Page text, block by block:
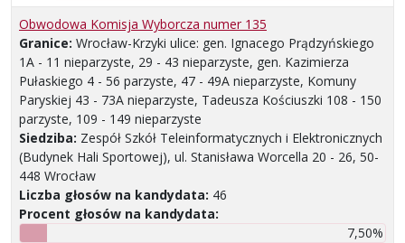
Obwodowa Komisja Wyborcza numer 135
Granice: Wrocław-Krzyki ulice: gen. Ignacego Prądzyńskiego
1A - 11 nieparzyste, 29 - 43 nieparzyste, gen. Kazimierza
Pułaskiego 4 - 56 parzyste, 47 - 49A nieparzyste, Komuny
Paryskiej 43 - 73A nieparzyste, Tadeusza Kościuszki 108 - 150
parzyste, 109 - 149 nieparzyste
Siedziba: Zespół Szkół Teleinformatycznych i Elektronicznych
(Budynek Hali Sportowej), ul. Stanisława Worcella 20 - 26, 50-
448 Wrocław
Liczba głosów na kandydata: 46
Procent głosów na kandydata:
7,50%